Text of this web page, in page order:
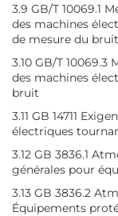
3.9 GB/T 10069.1
des machines
de mesure du
3.10 GB/T
des machines
bruit
3.11 GB 14711
électriques
3.12 GB 3836.1
générales pour
3.13 GB 3836.2
Équipements